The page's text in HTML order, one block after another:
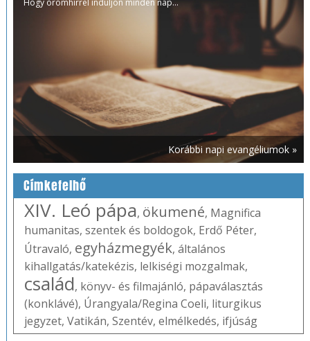
Hogy örömhírrel induljon minden nap...
Korábbi napi evangéliumok »
Címkefelhő
XIV. Leó pápa, ökumené, Magnifica
humanitas, szentek és boldogok, Erdő Péter,
Útravaló, egyházmegyék, általános
kihallgatás/katekézis, lelkiségi mozgalmak,
család, könyv- és filmajánló, pápaválasztás
(konklávé), Úrangyala/Regina Coeli, liturgikus
jegyzet, Vatikán, Szentév, elmélkedés, ifjúság